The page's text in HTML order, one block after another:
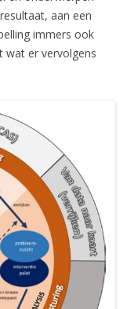
aan een
immers ook
er vervolgens